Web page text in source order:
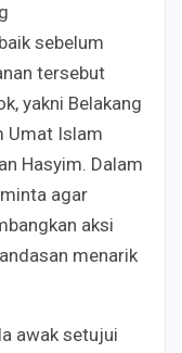
sebelum
tersebut
yakni Belakang
Umat Islam
Hasyim. Dalam
agar
aksi
menarik
awak setujui